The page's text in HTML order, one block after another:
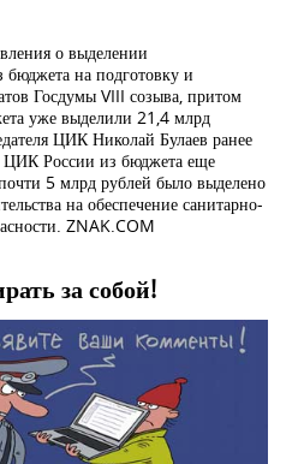
о выделении
бюджета на подготовку и
Госдумы VIII созыва, притом
уже выделили 21,4 млрд
ЦИК Николай Булаев ранее
ЦИК России из бюджета еще
5 млрд рублей было выделено
на обеспечение санитарно-
ZNAK.COM
за собой!